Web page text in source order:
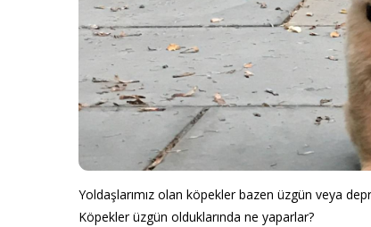
Yoldaşlarımız olan köpekler bazen üzgün veya
Köpekler üzgün olduklarında ne yaparlar?